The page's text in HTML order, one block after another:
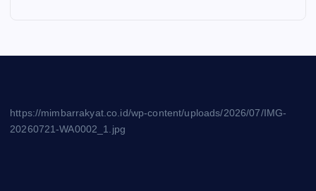
https://mimbarrakyat.co.id/wp-content/uploads/2026/07/IMG-
20260721-WA0002_1.jpg